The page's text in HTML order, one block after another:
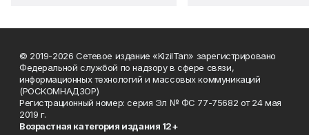
© 2019-2026 Сетевое издание «KizilTan» зарегистрировано
Федеральной службой по надзору в сфере связи,
информационных технологий и массовых коммуникаций
(РОСКОМНАДЗОР)
Регистрационный номер: серия Эл № ФС 77-75682 от 24 мая
2019 г.
Возрастная категория издания 12+